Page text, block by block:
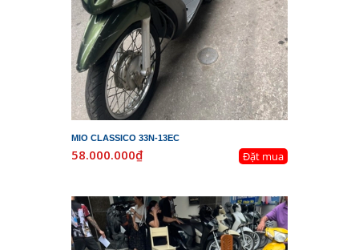
MIO CLASSICO 33N-13EC
58.000.000₫ Đặt mua